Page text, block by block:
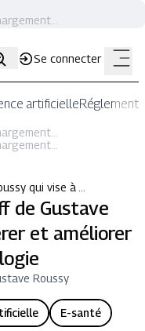
Se connecter
artificielle
qui vise à …
de Gustave
et améliorer
Roussy
E-santé